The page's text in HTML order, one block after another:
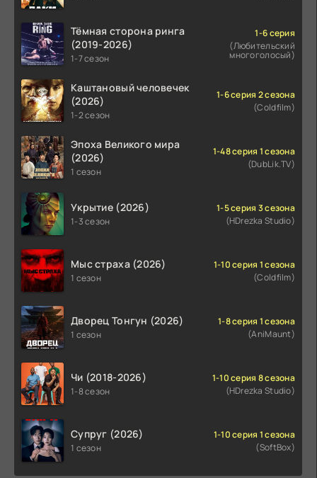
Тёмная сторона ринга
(2019-2026)
1-7 сезон
1-6 серия
(Любительский
многоголосый)
Каштановый человечек
(2026)
1-2 сезон
1-6 серия 2 сезона
(Coldfilm)
Эпоха Великого мира
(2026)
1 сезон
1-48 серия 1 сезона
(DubLik.TV)
Укрытие (2026)
1-3 сезон
1-5 серия 3 сезона
(HDrezka Studio)
Мыс страха (2026)
1 сезон
1-10 серия 1 сезона
(Coldfilm)
Дворец Тонгун (2026)
1 сезон
1-8 серия 1 сезона
(AniMaunt)
Чи (2018-2026)
1-8 сезон
1-10 серия 8 сезона
(HDrezka Studio)
Супруг (2026)
1 сезон
1-10 серия 1 сезона
(SoftBox)